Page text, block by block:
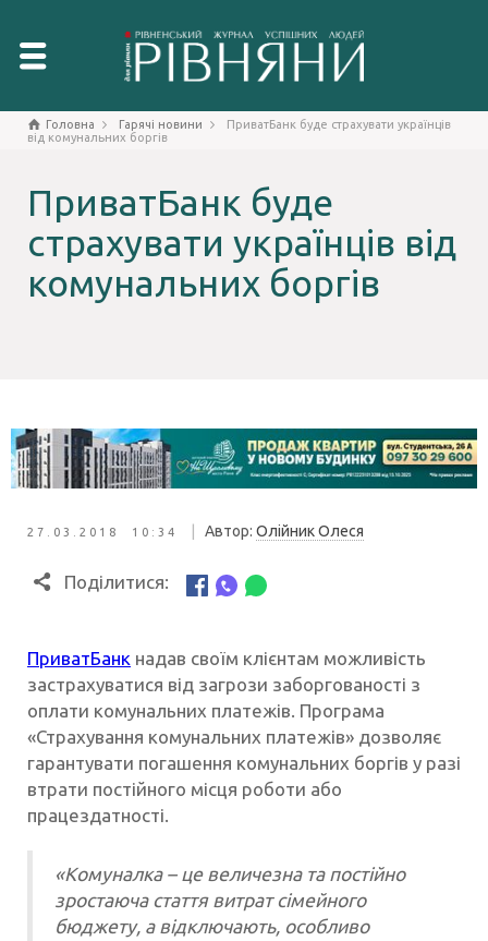
Головна Гарячі новини
ПриватБанк буде страхувати українців
від комунальних боргів
ПриватБанк буде
страхувати українців від
комунальних боргів
27.03.2018 10:34 Автор: Олійник Олеся
Поділитися:
ПриватБанк надав своїм клієнтам можливість
застрахуватися від загрози заборгованості з
оплати комунальних платежів. Програма
«Страхування комунальних платежів» дозволяє
гарантувати погашення комунальних боргів у разі
втрати постійного місця роботи або
працездатності.
«Комуналка – це величезна та постійно
зростаюча стаття витрат сімейного
бюджету, а відключають, особливо